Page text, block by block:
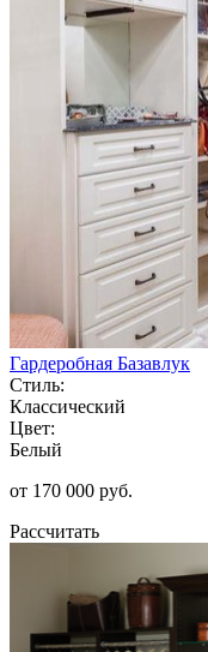
Гардеробная Базавлук
Стиль:
Классический
Цвет:
Белый
от 170 000 руб.
Рассчитать